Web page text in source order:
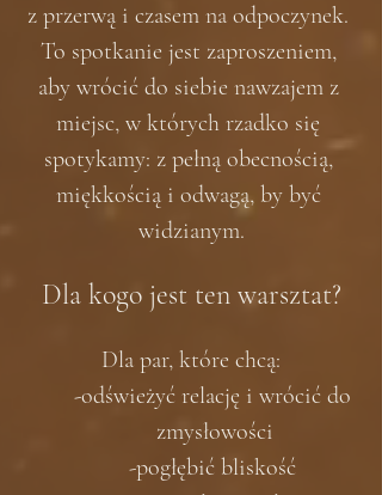
z przerwą i czasem na odpoczynek.
To spotkanie jest zaproszeniem,
aby wrócić do siebie nawzajem z
miejsc, w których rzadko się
spotykamy: z pełną obecnością,
miękkością i odwagą, by być
widzianym.
Dla kogo jest ten warsztat?
Dla par, które chcą:
-odświeżyć relację i wrócić do
zmysłowości
-pogłębić bliskość